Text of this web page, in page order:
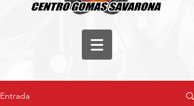
Entrada